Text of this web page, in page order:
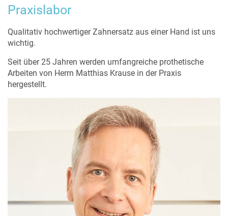
Praxislabor
Qualitativ hochwertiger Zahnersatz aus einer Hand ist uns
wichtig.
Seit über 25 Jahren werden umfangreiche prothetische
Arbeiten von Herrn Matthias Krause in der Praxis
hergestellt.